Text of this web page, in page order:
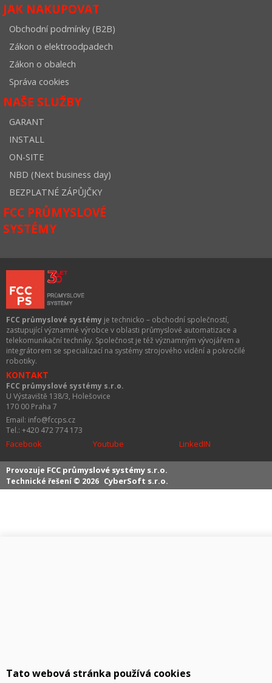
JAK NAKUPOVAT
Obchodní podmínky (B2B)
Zákon o elektroodpadech
Zákon o obalech
Správa cookies
NAŠE SLUŽBY
GARANT
INSTALL
ON-SITE
NBD (Next business day)
BEZPLATNÉ ZÁPŮJČKY
FCC PRŮMYSLOVÉ
SYSTÉMY
FCC průmyslové systémy je technicko – obchodní společností,
zastupující významné výrobce v oblasti průmyslové automatizace a
telekomunikační techniky. Společnost je též významným vývojářem a
integrátorem se specializací na systémy strojového vidění a pokročilé
robotiky.
KONTAKT
FCC průmyslové systémy s.r.o.
U Výstaviště 138/3, Holešovice
170 00 Praha 7
Email: info@fccps.cz
Tel.: +420 472 774 173
Facebook Youtube LinkedIN
Provozuje FCC průmyslové systémy s.r.o.
Technické řešení © 2026 CyberSoft s.r.o.
Tato webová stránka používá cookies